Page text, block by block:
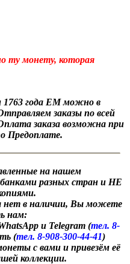
ту монету, которая
1763 года ЕМ можно в
заказы по всей
заказа возможна при
Предоплате.
на нашем
разных стран и НЕ
нет в наличии, Вы можете
нам:
и Telegram (тел. 8-
(тел. 8-908-300-44-41)
с вами и привезём её
коллекции.